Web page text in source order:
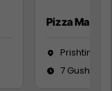
Pizza Man
Prishtinë
7 Gusht